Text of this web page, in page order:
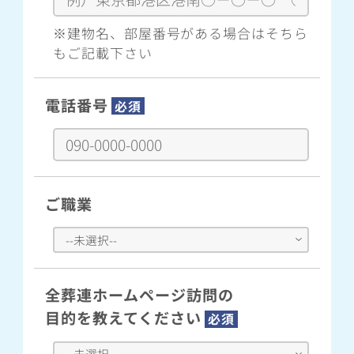
※建物名、部屋番号がある場合はそちら
もご記載下さい
電話番号 必須
ご職業
全葬連ホームページ訪問の
目的を教えてください 必須